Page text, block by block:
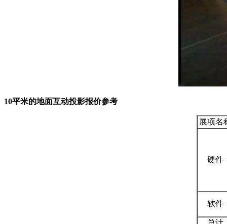
10平米的地面互动投影报价参考
展项名
硬件
软件